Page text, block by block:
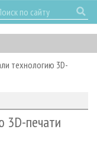
технологию 3D-
3D-печати